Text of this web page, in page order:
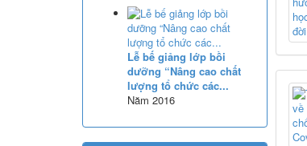
08/2025/TT-BGDĐT
Thông tư số 08/2025/TT-BGDĐT
của Bộ Giáo dục và Đào tạo: Quy
định thời hạn lưu trữ hồ sơ, tài
liệu thuộc lĩnh vực giáo dục và
đào tạo
Lượt xem:573 | lượt tải:0
Lễ bế giảng lớp bồi
dưỡng “Nâng cao chất
lượng tổ chức các...
Năm 2016